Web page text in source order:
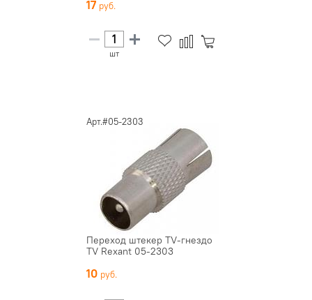
17
шт
Арт.#05-2303
Переход штекер TV-гнездо
TV Rexant 05-2303
10